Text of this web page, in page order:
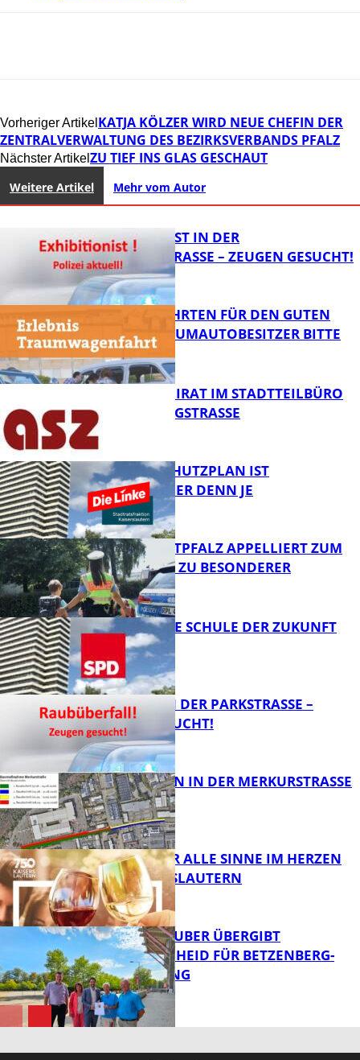
Vorheriger Artikel KATJA KÖLZER WIRD NEUE CHEFIN DER
ZENTRALVERWALTUNG DES BEZIRKSVERBANDS PFALZ
Nächster Artikel ZU TIEF INS GLAS GESCHAUT
Weitere Artikel Mehr vom Autor
FB News
EXHIBITIONIST IN DER
VELMANNSTRASSE – ZEUGEN GESUCHT!
FB News
SPENDENFAHRTEN FÜR DEN GUTEN
ZWECK – TRAUMAUTOBESITZER BITTE
MELDEN!
FB News
SENIORENBEIRAT IM STADTTEILBÜRO
IN DER KÖNIGSTRASSE
FB News
EIN HITZESCHUTZPLAN IST
NOTWENDIGER DENN JE
FB News
POLIZEI WESTPFALZ APPELLIERT ZUM
SCHULSTART ZU BESONDERER
VORSICHT
WIE SIEHT DIE SCHULE DER ZUKUNFT
AUS?
FB News
ÜBERFALL IN DER PARKSTRASSE – Z
EUGEN GESUCHT!
FB News
BAUARBEITEN IN DER MERKURSTRASSE
FB Kultur
GENÜSSE FÜR ALLE SINNE IM HERZEN
VON KAISERSLAUTERN
MINISTER TEUBER ÜBERGIBT
FÖRDERBESCHEID FÜR BETZENBERG-
ENTWICKLUNG